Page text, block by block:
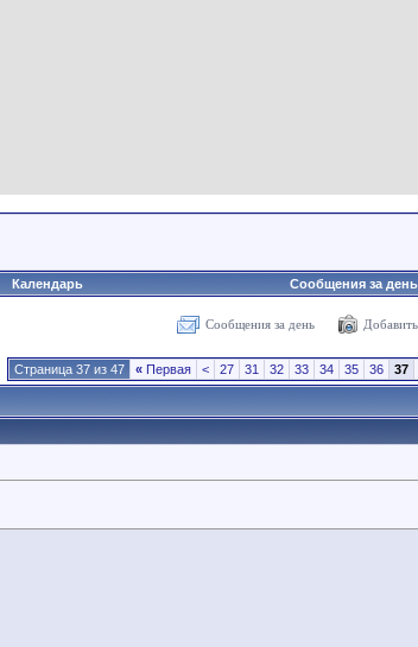
Календарь Сообщения за день
Сообщения за день
Страница 37 из 47 « Первая < 27 31 32 33 34 35 36 37